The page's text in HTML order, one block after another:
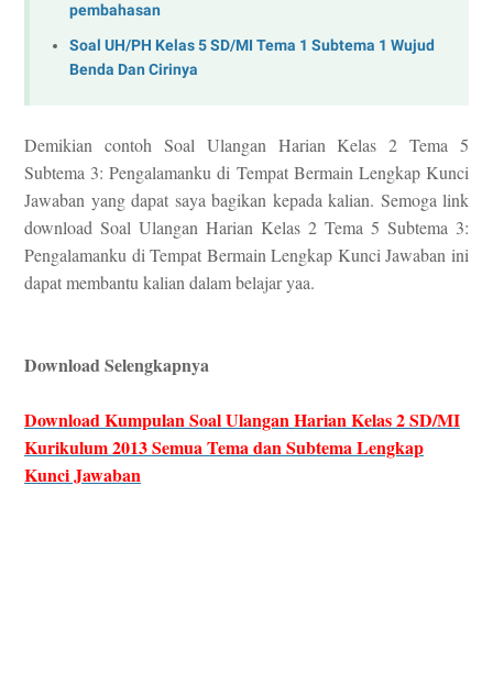
pembahasan
Soal UH/PH Kelas 5 SD/MI Tema 1 Subtema 1 Wujud
Benda Dan Cirinya
Demikian contoh Soal Ulangan Harian Kelas 2 Tema 5
Subtema 3: Pengalamanku di Tempat Bermain Lengkap Kunci
Jawaban yang dapat saya bagikan kepada kalian. Semoga link
download Soal Ulangan Harian Kelas 2 Tema 5 Subtema 3:
Pengalamanku di Tempat Bermain Lengkap Kunci Jawaban ini
dapat membantu kalian dalam belajar yaa.
Download Selengkapnya
Download Kumpulan Soal Ulangan Harian Kelas 2 SD/MI
Kurikulum 2013 Semua Tema dan Subtema Lengkap
Kunci Jawaban